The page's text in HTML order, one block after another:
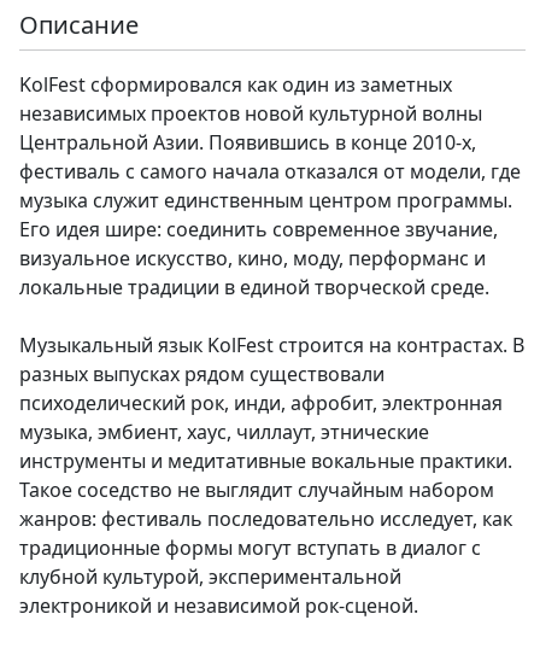
Описание
KolFest сформировался как один из заметных
независимых проектов новой культурной волны
Центральной Азии. Появившись в конце 2010-х,
фестиваль с самого начала отказался от модели, где
музыка служит единственным центром программы.
Его идея шире: соединить современное звучание,
визуальное искусство, кино, моду, перформанс и
локальные традиции в единой творческой среде.
Музыкальный язык KolFest строится на контрастах. В
разных выпусках рядом существовали
психоделический рок, инди, афробит, электронная
музыка, эмбиент, хаус, чиллаут, этнические
инструменты и медитативные вокальные практики.
Такое соседство не выглядит случайным набором
жанров: фестиваль последовательно исследует, как
традиционные формы могут вступать в диалог с
клубной культурой, экспериментальной
электроникой и независимой рок-сценой.